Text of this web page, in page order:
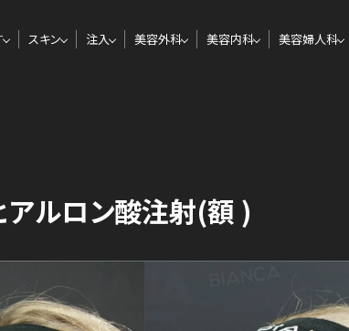
スキン 注入 美容外科 美容内科 美容婦人科
アルロン酸注射(額 )